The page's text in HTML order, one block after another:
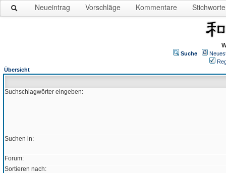
Neueintrag Vorschläge Kommentare Stichworte
Suche
Übersicht
Suchschlagwörter eingeben:
Suchen in:
Forum:
Sortieren nach: